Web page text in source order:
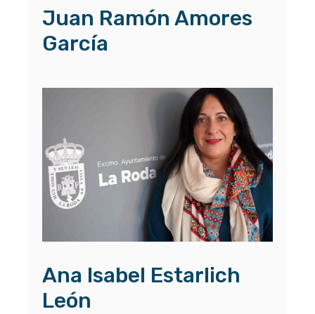
Juan Ramón Amores
García
Ana Isabel Estarlich
León